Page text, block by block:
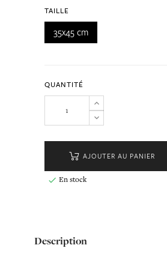
TAILLE
35x45 cm
QUANTITÉ
AJOUTER AU PANIER
 En stock
Description